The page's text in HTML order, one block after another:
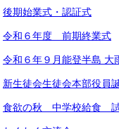
後期始業式・認証式
令和６年度 前期終業式
令和６年９月能登半島 大
新生徒会生徒会本部役員
食欲の秋 中学校給食